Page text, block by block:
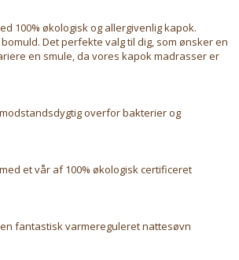
100% økologisk og allergivenlig kapok.
Det perfekte valg til dig, som ønsker en
en smule, da vores kapok madrasser er
overfor bakterier og
et vår af 100% økologisk certificeret
fantastisk varmereguleret nattesøvn